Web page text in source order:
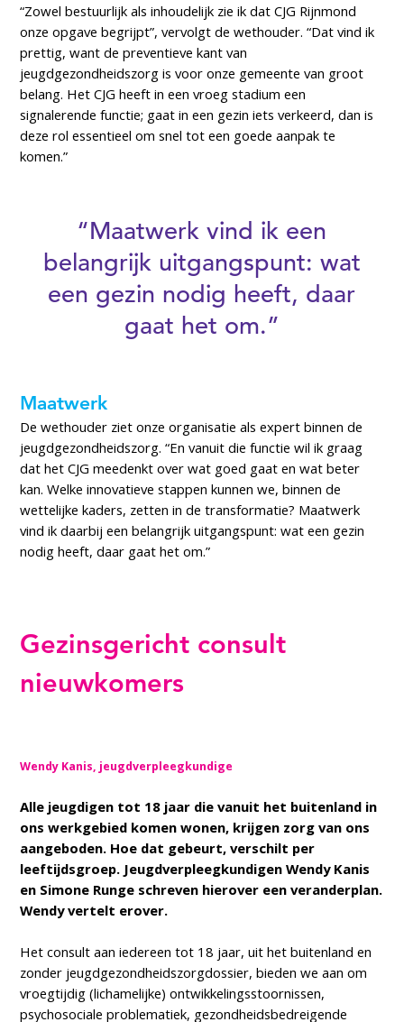
“Zowel bestuurlijk als inhoudelijk zie ik dat CJG Rijnmond
onze opgave begrijpt”, vervolgt de wethouder. “Dat vind ik
prettig, want de preventieve kant van
jeugdgezondheidszorg is voor onze gemeente van groot
belang. Het CJG heeft in een vroeg stadium een
signalerende functie; gaat in een gezin iets verkeerd, dan is
deze rol essentieel om snel tot een goede aanpak te
komen.”
“Maatwerk vind ik een
belangrijk uitgangspunt: wat
een gezin nodig heeft, daar
gaat het om.”
Maatwerk
De wethouder ziet onze organisatie als expert binnen de
jeugdgezondheidszorg. “En vanuit die functie wil ik graag
dat het CJG meedenkt over wat goed gaat en wat beter
kan. Welke innovatieve stappen kunnen we, binnen de
wettelijke kaders, zetten in de transformatie? Maatwerk
vind ik daarbij een belangrijk uitgangspunt: wat een gezin
nodig heeft, daar gaat het om.”
Gezinsgericht consult
nieuwkomers
Wendy Kanis, jeugdverpleegkundige
Alle jeugdigen tot 18 jaar die vanuit het buitenland in
ons werkgebied komen wonen, krijgen zorg van ons
aangeboden. Hoe dat gebeurt, verschilt per
leeftijdsgroep. Jeugdverpleegkundigen Wendy Kanis
en Simone Runge schreven hierover een veranderplan.
Wendy vertelt erover.
Het consult aan iedereen tot 18 jaar, uit het buitenland en
zonder jeugdgezondheidszorgdossier, bieden we aan om
vroegtijdig (lichamelijke) ontwikkelingsstoornissen,
psychosociale problematiek, gezondheidsbedreigende